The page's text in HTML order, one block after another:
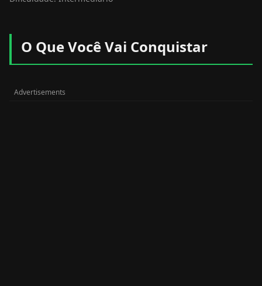
O Que Você Vai Conquistar